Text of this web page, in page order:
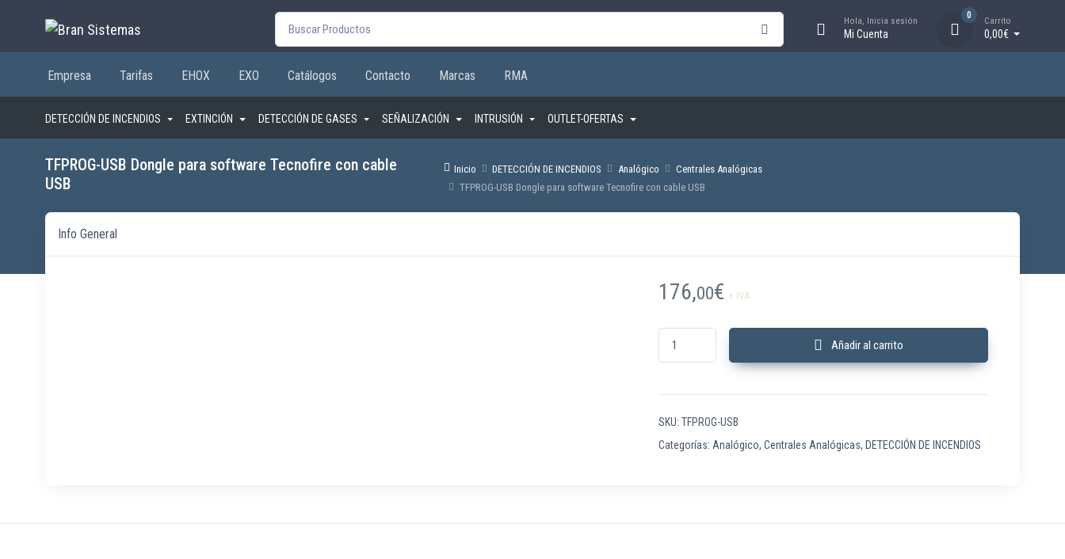
Buscar por: Hola, Inicia sesión
Mi Cuenta
0
Carrito
0,00€
Empresa Tarifas EHOX EXO Catálogos Contacto Marcas RMA
DETECCIÓN DE INCENDIOS EXTINCIÓN DETECCIÓN DE GASES SEÑALIZACIÓN INTRUSIÓN OUTLET-OFERTAS
Inicio DETECCIÓN DE INCENDIOS Analógico
Centrales Analógicas
TFPROG-USB Dongle para software Tecnofire con cable USB
TFPROG-USB Dongle para software Tecnofire con cable
USB
Info General
176,00€ + IVA
TFPROG-USB Dongle para software Tecnofire con cable USB cantidad
Añadir al carrito
SKU: TFPROG-USB
Categorías: Analógico, Centrales Analógicas, DETECCIÓN DE INCENDIOS